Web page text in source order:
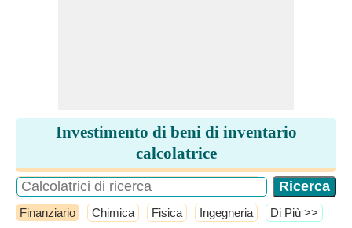
Investimento di beni di inventario
calcolatrice
Finanziario Chimica Fisica Ingegneria ​Di Più >>